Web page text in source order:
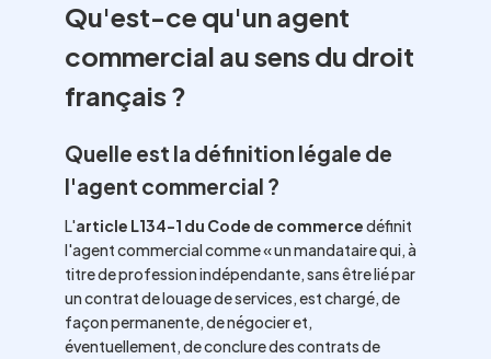
Qu'est-ce qu'un agent
commercial au sens du droit
français ?
Quelle est la définition légale de
l'agent commercial ?
L'article L134-1 du Code de commercedéfinit
l'agent commercial comme « un mandataire qui, à
titre de profession indépendante, sans être lié par
un contrat de louage de services, est chargé, de
façon permanente, de négocier et,
éventuellement, de conclure des contrats de